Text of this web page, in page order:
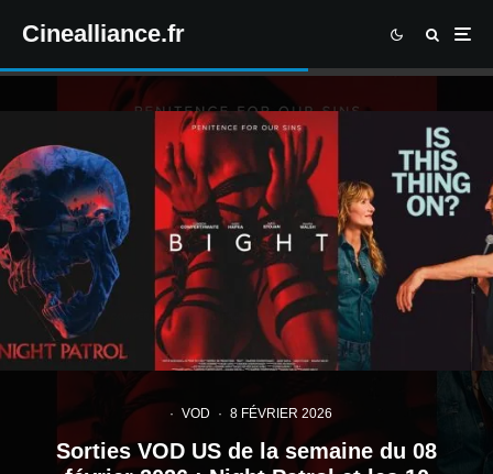
Cinealliance.fr
· VOD · 8 FÉVRIER 2026
Sorties VOD US de la semaine du 08